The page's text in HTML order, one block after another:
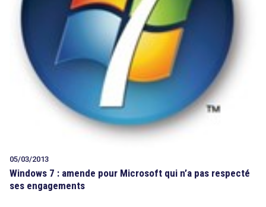
05/03/2013
Windows 7 : amende pour Microsoft qui n’a pas respecté
ses engagements